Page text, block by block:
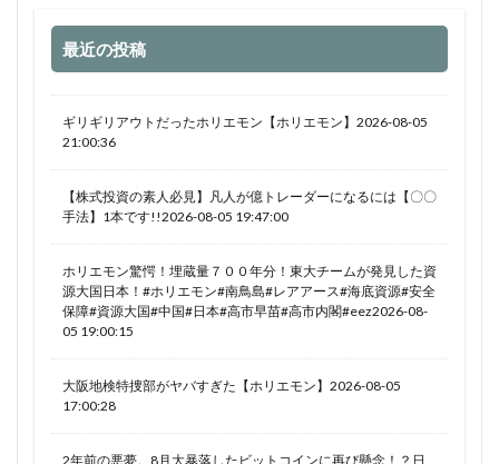
最近の投稿
ギリギリアウトだったホリエモン【ホリエモン】2026-08-05
21:00:36
【株式投資の素人必見】凡人が億トレーダーになるには【〇〇
手法】1本です!!2026-08-05 19:47:00
ホリエモン驚愕！埋蔵量７００年分！東大チームが発見した資
源大国日本！#ホリエモン#南鳥島#レアアース#海底資源#安全
保障#資源大国#中国#日本#高市早苗#高市内閣#eez2026-08-
05 19:00:15
大阪地検特捜部がヤバすぎた【ホリエモン】2026-08-05
17:00:28
2年前の悪夢。8月大暴落したビットコインに再び懸念！？日